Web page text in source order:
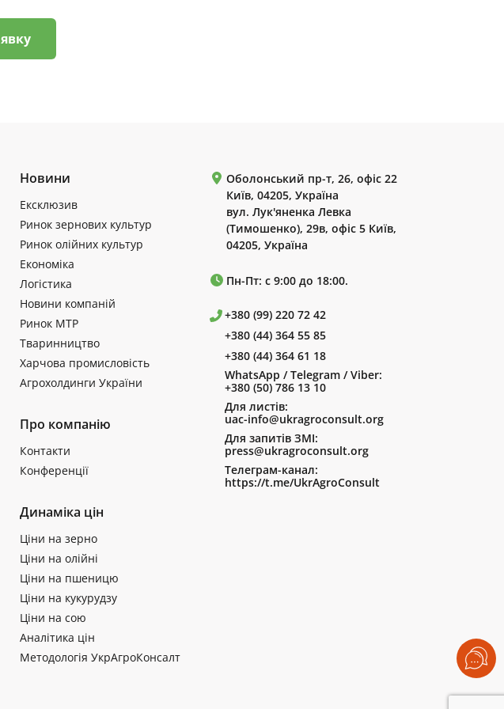
Новини
Ексклюзив
Ринок зернових культур
Ринок олійних культур
Економіка
Логістика
Новини компаній
Ринок МТР
Тваринництво
Харчова промисловість
Агрохолдинги України
Про компанію
Контакти
Конференції
Динаміка цін
Ціни на зерно
Ціни на олійні
Ціни на пшеницю
Ціни на кукурудзу
Ціни на сою
Аналітика цін
Методологія УкрАгроКонсалт
Оболонський пр-т, 26, офіс 22
Київ, 04205, Україна
вул. Лук'яненка Левка
(Тимошенко), 29в, офіс 5 Київ,
04205, Україна
Пн-Пт: с 9:00 до 18:00.
+380 (99) 220 72 42
+380 (44) 364 55 85
+380 (44) 364 61 18
WhatsApp / Telegram / Viber:
+380 (50) 786 13 10
Для листів:
uac-info@ukragroconsult.org
Для запитів ЗМІ:
press@ukragroconsult.org
Телеграм-канал:
https://t.me/UkrAgroConsult